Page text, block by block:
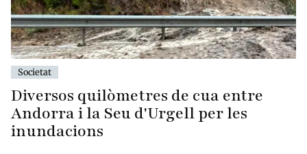
Societat
Diversos quilòmetres de cua entre
Andorra i la Seu d'Urgell per les
inundacions